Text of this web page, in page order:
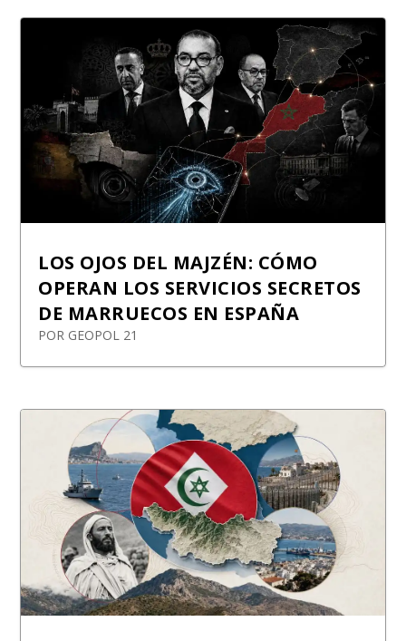
LOS OJOS DEL MAJZÉN: CÓMO
OPERAN LOS SERVICIOS SECRETOS
DE MARRUECOS EN ESPAÑA
POR GEOPOL 21